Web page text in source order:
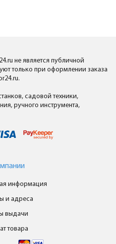
не является публичной
только при оформлении заказа
садовой техники,
ручного инструмента,
информация
и адреса
выдачи
товара